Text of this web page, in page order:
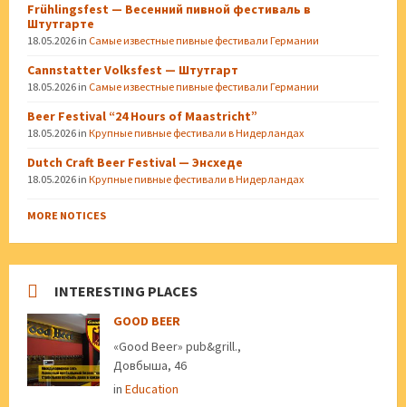
Frühlingsfest — Весенний пивной фестиваль в
Штутгарте
18.05.2026 in Самые известные пивные фестивали Германии
Cannstatter Volksfest — Штутгарт
18.05.2026 in Самые известные пивные фестивали Германии
Beer Festival “24 Hours of Maastricht”
18.05.2026 in Крупные пивные фестивали в Нидерландах
Dutch Craft Beer Festival — Энсхеде
18.05.2026 in Крупные пивные фестивали в Нидерландах
MORE NOTICES
INTERESTING PLACES
GOOD BEER
«Good Beer» pub&grill.,
Довбыша, 46
in Education